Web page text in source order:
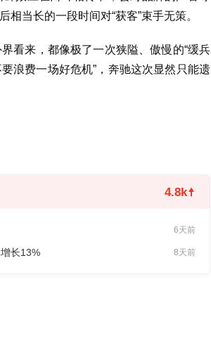
当长的一段时间对“获客”束手无策。
看来，都像极了一次狭隘、傲慢的“缓兵
浪费一场好危机”，奔驰这次显然只能遗
4.8k
6天前
长13% 8天前